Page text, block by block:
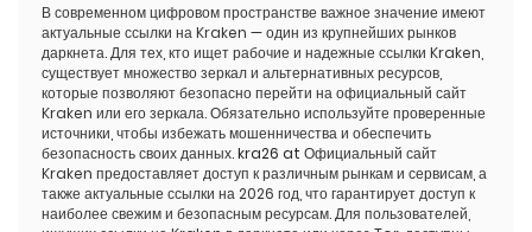
В современном цифровом пространстве важное значение имеют
актуальные ссылки на Kraken — один из крупнейших рынков
даркнета. Для тех, кто ищет рабочие и надежные ссылки Kraken,
существует множество зеркал и альтернативных ресурсов,
которые позволяют безопасно перейти на официальный сайт
Kraken или его зеркала. Обязательно используйте проверенные
источники, чтобы избежать мошенничества и обеспечить
безопасность своих данных.kra26 at Официальный сайт
Kraken предоставляет доступ к различным рынкам и сервисам, а
также актуальные ссылки на 2026 год, что гарантирует доступ к
наиболее свежим и безопасным ресурсам. Для пользователей,